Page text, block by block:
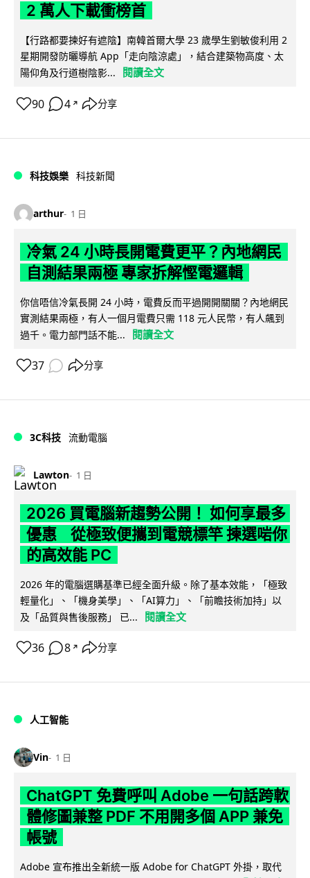
2 萬人下載衝榜首
【行路都要揀好有遮陰】南韓首爾大學 23 歲學生劉敏俊利用 2
星期開發防曬導航 App「走向陰涼處」，結合建築物高度、太
陽仰角及行道樹陰影...
閱讀全文
90 4 ↗ 分享
科技娛樂 科技新聞
arthur 1 日
冷氣 24 小時長開電費更平？內地網民
自測結果兩極 專家拆解慳電邏輯
你信唔信冷氣長開 24 小時，電費反而平過開開關關？內地網民
實測結果兩極，有人一個月電費只需 118 元人民幣，有人飆到
過千。電力部門話不能...
閱讀全文
37 分享
3C科技 流動電腦
Lawton 1 日
2026 買電腦新趨勢公開！ 如何享最多
優惠 從極致便攜到電競標竿 揀選啱你
的高效能 PC
2026 年的電腦選購基準已經全面升級。除了基本效能，「極致
輕量化」、「機身美學」、「AI算力」、「前瞻技術加持」以
及「品質與售後服務」 已...
閱讀全文
36 8 ↗ 分享
人工智能
Vin 1 日
ChatGPT 免費呼叫 Adobe 一句話跨軟
體修圖兼整 PDF 不用開多個 APP 兼免
帳號
Adobe 宣布推出全新統一版 Adobe for ChatGPT 外掛，取代